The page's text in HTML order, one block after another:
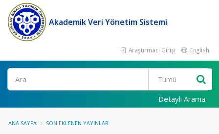
Akademik Veri Yönetim Sistemi
Araştırmacı Girişi English
Ara
Detaylı Arama
ANA SAYFA SON EKLENEN YAYINLAR